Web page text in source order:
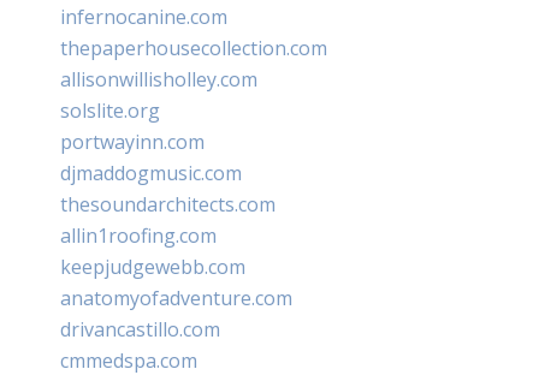
infernocanine.com
thepaperhousecollection.com
allisonwillisholley.com
solslite.org
portwayinn.com
djmaddogmusic.com
thesoundarchitects.com
allin1roofing.com
keepjudgewebb.com
anatomyofadventure.com
drivancastillo.com
cmmedspa.com